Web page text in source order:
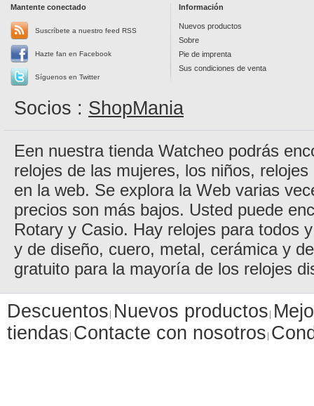
Mantente conectado
Suscríbete a nuestro feed RSS
Hazte fan en Facebook
Síguenos en Twitter
Información
Nuevos productos
Sobre
Pie de imprenta
Sus condiciones de venta
Socios : ShopMania
Een nuestra tienda Watcheo podrás
relojes de las mujeres, los niños,
en la web. Se explora la Web varias
precios son más bajos. Usted puede
Rotary y Casio. Hay relojes para todos
y de diseño, cuero, metal, cerámica y
gratuito para la mayoría de los relojes
Descuentos Nuevos productos
tiendas Contacte con nosotros